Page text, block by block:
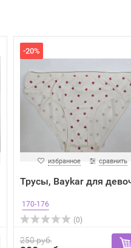
-20%
избранное сравнить
Трусы, Baykar для
170-176
(0)
250 руб.